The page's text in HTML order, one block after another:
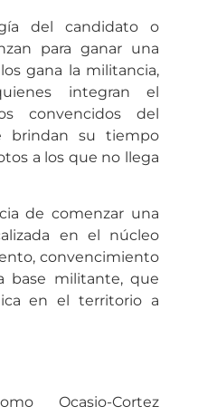
del candidato o
para ganar una
gana la militancia,
integran el
convencidos del
brindan su tiempo
a los que no llega
de comenzar una
en el núcleo
convencimiento
base militante, que
en el territorio a
Ocasio-Cortez